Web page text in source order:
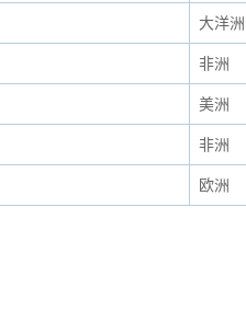
大洋洲
非洲
美洲
非洲
欧洲